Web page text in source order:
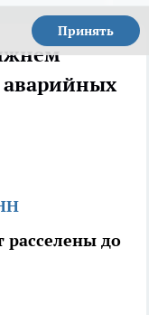
Принять
аварийных
расселены до